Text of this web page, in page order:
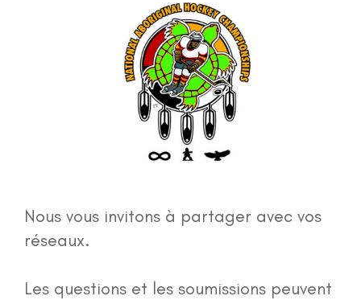
Nous vous invitons à partager avec vos
réseaux.
Les questions et les soumissions peuvent
Galerie de photos
Pour nous joindre